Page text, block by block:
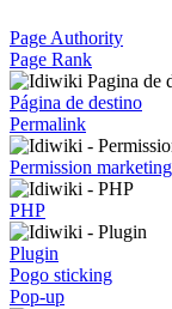
Page Authority
Page Rank
Página de destino
Permalink
Permission marketing
PHP
Plugin
Pogo sticking
Pop-up